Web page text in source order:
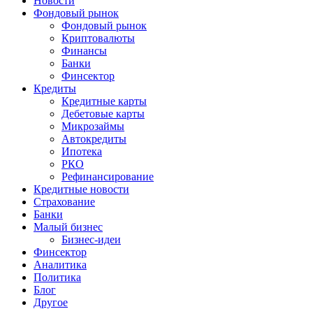
Фондовый рынок
Фондовый рынок
Криптовалюты
Финансы
Банки
Финсектор
Кредиты
Кредитные карты
Дебетовые карты
Микрозаймы
Автокредиты
Ипотека
РКО
Рефинансирование
Кредитные новости
Страхование
Банки
Малый бизнес
Бизнес-идеи
Финсектор
Аналитика
Политика
Блог
Другое